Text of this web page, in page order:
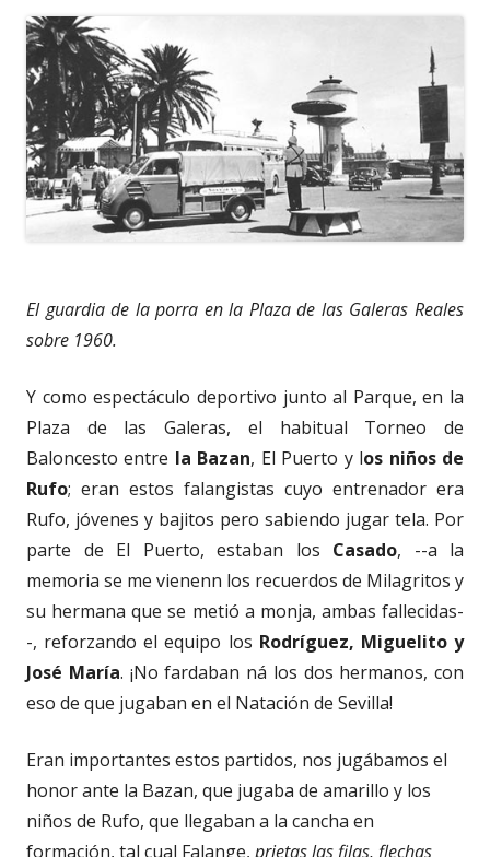
El guardia de la porra en la Plaza de las Galeras Reales
sobre 1960.
Y como espectáculo deportivo junto al Parque, en la
Plaza de las Galeras, el habitual Torneo de
Baloncesto entre la Bazan, El Puerto y los niños de
Rufo; eran estos falangistas cuyo entrenador era
Rufo, jóvenes y bajitos pero sabiendo jugar tela. Por
parte de El Puerto, estaban los Casado, --a la
memoria se me vienenn los recuerdos de Milagritos y
su hermana que se metió a monja, ambas fallecidas-
-, reforzando el equipo los Rodríguez, Miguelito y
José María. ¡No fardaban ná los dos hermanos, con
eso de que jugaban en el Natación de Sevilla!
Eran importantes estos partidos, nos jugábamos el
honor ante la Bazan, que jugaba de amarillo y los
niños de Rufo, que llegaban a la cancha en
formación, tal cual Falange, prietas las filas, flechas